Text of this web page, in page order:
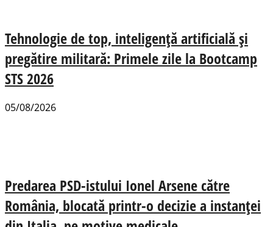
Tehnologie de top, inteligență artificială și
pregătire militară: Primele zile la Bootcamp
STS 2026
05/08/2026
Predarea PSD-istului Ionel Arsene către
România, blocată printr-o decizie a instanței